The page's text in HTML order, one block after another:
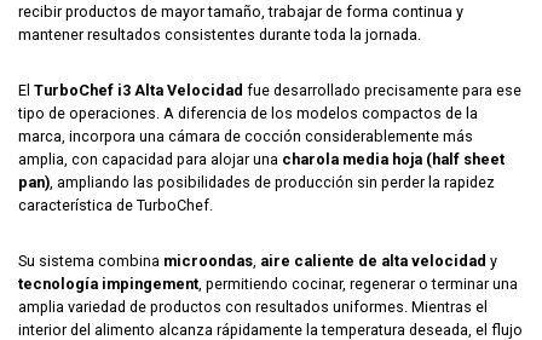
recibir productos de mayor tamaño, trabajar de forma continua y
mantener resultados consistentes durante toda la jornada.
El TurboChef i3 Alta Velocidad fue desarrollado precisamente para ese
tipo de operaciones. A diferencia de los modelos compactos de la
marca, incorpora una cámara de cocción considerablemente más
amplia, con capacidad para alojar una charola media hoja (half sheet
pan) , ampliando las posibilidades de producción sin perder la rapidez
característica de TurboChef.
Su sistema combina microondas aire caliente de alta velocidad y
tecnología impingement , permitiendo cocinar, regenerar o terminar una
amplia variedad de productos con resultados uniformes. Mientras el
interior del alimento alcanza rápidamente la temperatura deseada, el flujo